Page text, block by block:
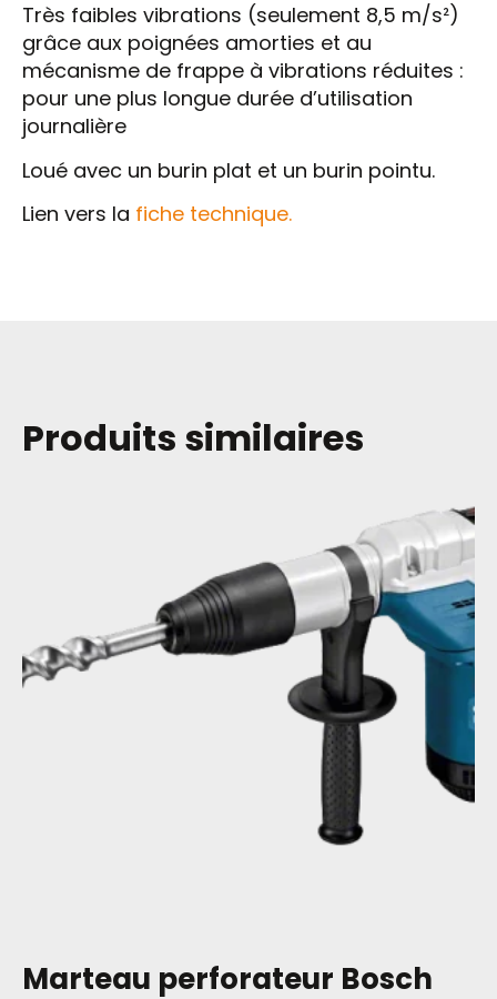
Très faibles vibrations (seulement 8,5 m/s²)
grâce aux poignées amorties et au
mécanisme de frappe à vibrations réduites :
pour une plus longue durée d’utilisation
journalière
Loué avec un burin plat et un burin pointu.
Lien vers la fiche technique.
Produits similaires
Marteau perforateur Bosch